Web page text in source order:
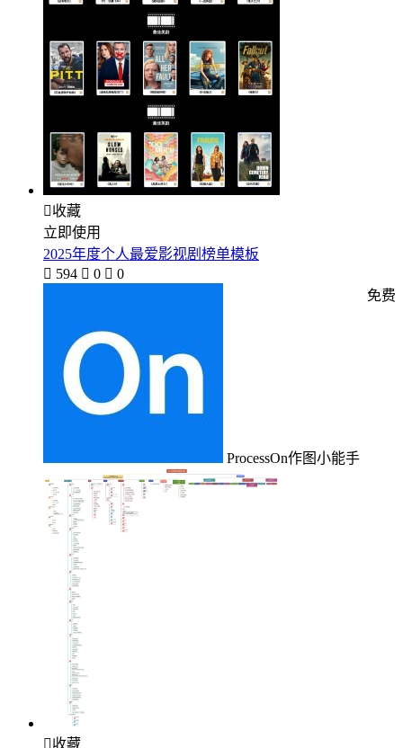
收藏
立即使用
2025年度个人最爱影视剧榜单模板
 594  0  0
ProcessOn作图小能手
免费
收藏